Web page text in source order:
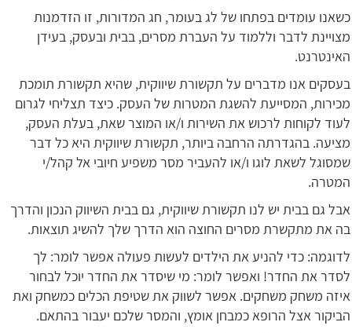
כשאנו עומדים בפתחו של לג בעומר, חג המדורות, זו הזדמנות
מצויינת לדבר וללמוד על העברת מסרים, בבית ובעסק, בעידן
האינטרנט.
בעסקים אנו מדברים על תקשורת שיווקית, שהיא תקשורת תומכת
מכירות, המסייעת להשגת המטרות של העסק. כיצד תצליחי לגרום
לעוד לקוחות לרכוש את השירות ו/או המוצר שאת, בעלת העסק,
מציעה. בהגדרתה הרחבה ביותר, תקשורת שיווקית היא כל דבר
שמסוגל לשאת לוגו ו/או להעביר מסר משפיע חיובי אל קהל/י
המטרה.
אבל גם בבית יש לנו תקשורת שיווקית, גם בבית השיווק הנכון והדרך
בה את מתקשרת מסרים החוצה הוא הדרך שלך להשיג תוצאות.
לדוגמה: כדי להניע את הילדים לעשות פעולה אפשר לומר: לך
לסדר את החדר! ואפשר לומר: מי שיסדר את החדר יוכל לבחור
איזה משחק משחקים. אפשר לשווק את שטיפת הכלים כמשחק ואת
הביקור אצל הרופא כמבחן אומץ, והמסר שלכם יעבור בהתאם.